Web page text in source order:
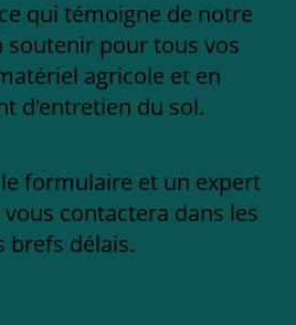
qui témoigne de notre
soutenir pour tous vos
agricole et en
d'entretien du sol.
formulaire et un expert
contactera dans les
brefs délais.